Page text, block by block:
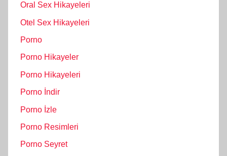
Oral Sex Hikayeleri
Otel Sex Hikayeleri
Porno
Porno Hikayeler
Porno Hikayeleri
Porno İndir
Porno İzle
Porno Resimleri
Porno Seyret